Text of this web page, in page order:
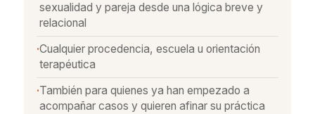
sexualidad y pareja desde una lógica breve y
relacional
Cualquier procedencia, escuela u orientación
terapéutica
También para quienes ya han empezado a
acompañar casos y quieren afinar su práctica